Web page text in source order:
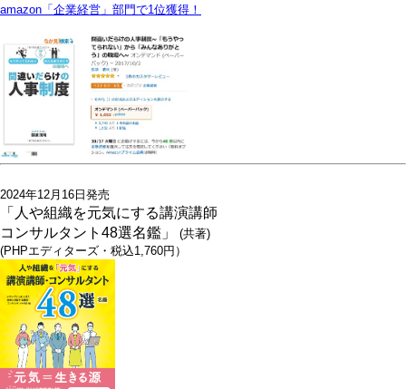
amazon「企業経営」部門で1位獲得！
2024年12月16日発売
「人や組織を元気にする講演講師
コンサルタント48選名鑑」 (共著)
(PHPエディターズ・税込1,760円）